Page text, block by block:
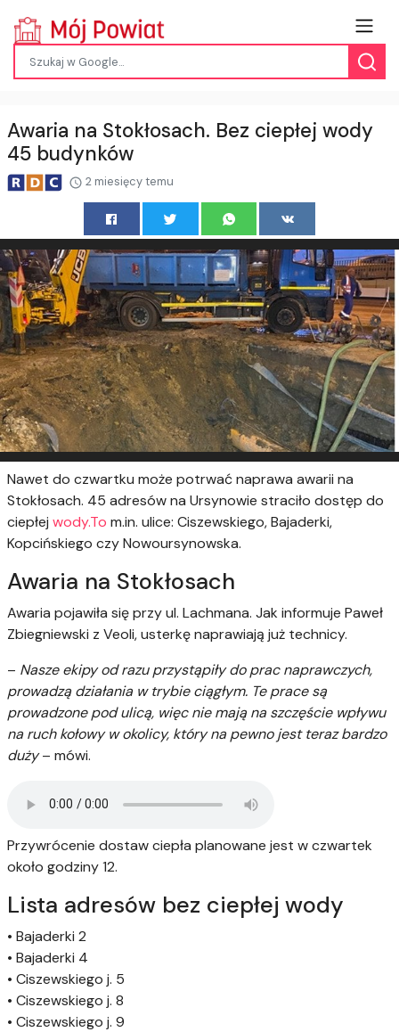
Awaria na Stokłosach. Bez ciepłej wody
45 budynków
2 miesięcy temu
Nawet do czwartku może potrwać naprawa awarii na
Stokłosach. 45 adresów na Ursynowie straciło dostęp do
ciepłej wody.To m.in. ulice: Ciszewskiego, Bajaderki,
Kopcińskiego czy Nowoursynowska.
Awaria na Stokłosach
Awaria pojawiła się przy ul. Lachmana. Jak informuje Paweł
Zbiegniewski z Veoli, usterkę naprawiają już technicy.
– Nasze ekipy od razu przystąpiły do prac naprawczych,
prowadzą działania w trybie ciągłym. Te prace są
prowadzone pod ulicą, więc nie mają na szczęście wpływu
na ruch kołowy w okolicy, który na pewno jest teraz bardzo
duży– mówi.
Przywrócenie dostaw ciepła planowane jest w czwartek
około godziny 12.
Lista adresów bez ciepłej wody
• Bajaderki 2
• Bajaderki 4
• Ciszewskiego j. 5
• Ciszewskiego j. 8
• Ciszewskiego j. 9